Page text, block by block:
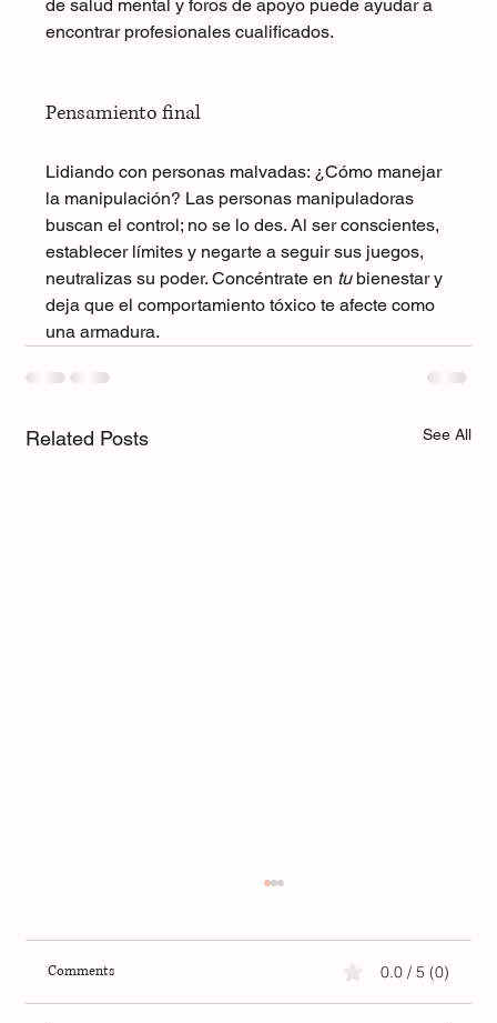
de salud mental y foros de apoyo puede ayudar a
encontrar profesionales cualificados.
Pensamiento final
Lidiando con personas malvadas: ¿Cómo manejar
la manipulación? Las personas manipuladoras
buscan el control; no se lo des. Al ser conscientes,
establecer límites y negarte a seguir sus juegos,
neutralizas su poder. Concéntrate en tu bienestar y
deja que el comportamiento tóxico te afecte como
una armadura.
Related Posts See All
Comments 0.0 / 5 (0)